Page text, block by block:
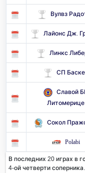
Вулвз
Лайонс Дж.
Линкс
СП
Славой
Литомерице
Сокол
Polabi
В последних 20 играх в
4-ой четверти